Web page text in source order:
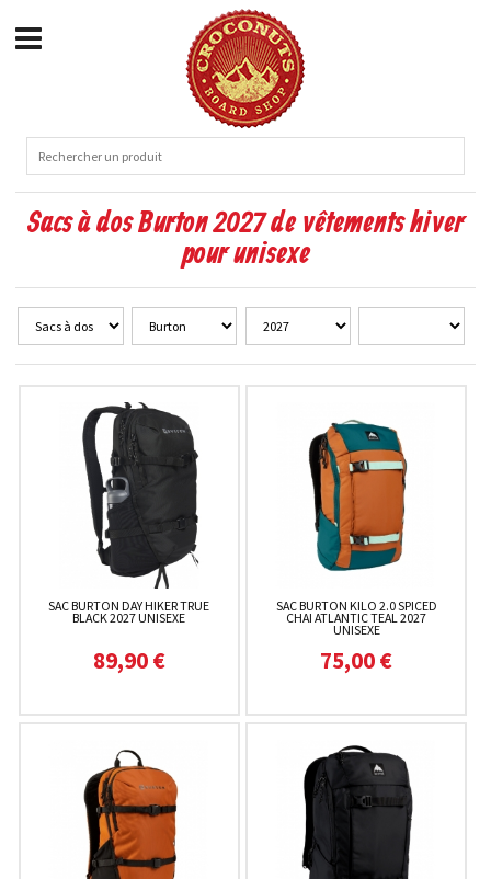
Sacs à dos Burton 2027 de vêtements hiver
pour unisexe
SAC BURTON DAY HIKER TRUE
BLACK 2027 UNISEXE
89,90 €
SAC BURTON KILO 2.0 SPICED
CHAI ATLANTIC TEAL 2027
UNISEXE
75,00 €